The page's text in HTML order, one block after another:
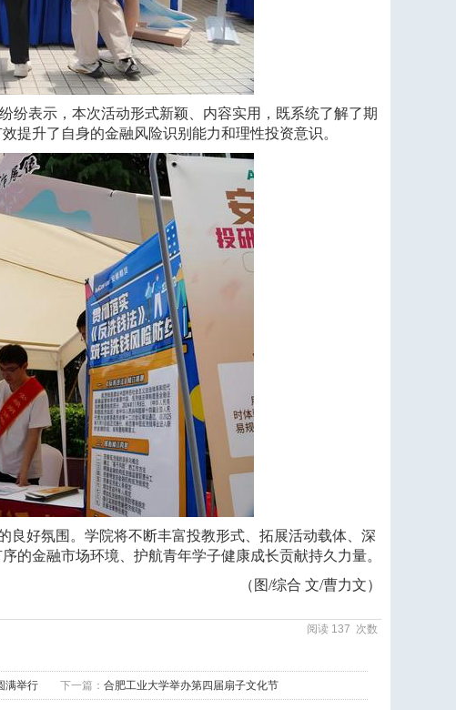
纷表示，本次活动形式新颖、内容实用，既系统了解了期
提升了自身的金融风险识别能力和理性投资意识。
良好氛围。学院将不断丰富投教形式、拓展活动载体、深
的金融市场环境、护航青年学子健康成长贡献持久力量。
（图/综合 文/曹力文）
阅读 137 次数
满举行 下一篇： 合肥工业大学举办第四届扇子文化节